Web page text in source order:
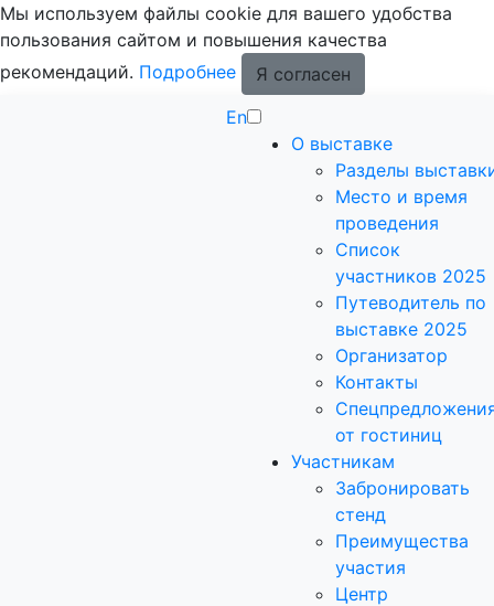
Мы используем файлы cookie для вашего удобства
пользования сайтом и повышения качества
рекомендаций. Подробнее
Я согласен
En
О выставке
Разделы
Место и время
проведения
Список
участников 2025
Путеводитель по
выставке 2025
Организатор
Контакты
от гостиниц
Участникам
Забронировать
стенд
Преимущества
участия
Центр